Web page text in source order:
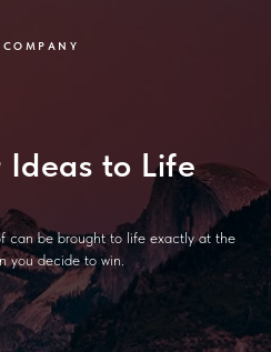
Ideas to Life
can be brought to life exactly at the
you decide to win.